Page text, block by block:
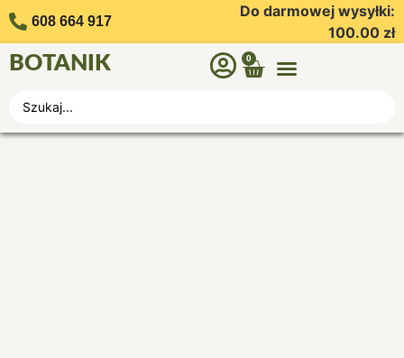
608 664 917
Do darmowej wysyłki:
100.00 zł
BOTANIK 0